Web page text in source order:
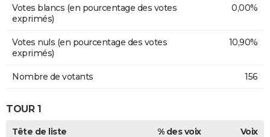
Votes blancs (en pourcentage des votes
exprimés)
0,00%
Votes nuls (en pourcentage des votes
exprimés)
10,90%
Nombre de votants 156
TOUR 1
Tête de liste % des voix Voix